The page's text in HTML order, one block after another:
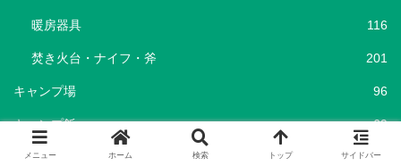
暖房器具 116
焚き火台・ナイフ・斧 201
キャンプ場 96
キャンプ飯 69
ショップ 25
メニュー ホーム 検索 トップ サイドバー